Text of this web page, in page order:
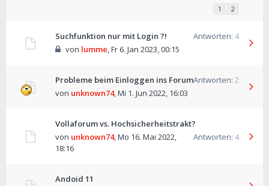
1 2
Suchfunktion nur mit Login ?! Antworten: 4
von lumme,Fr 6. Jan 2023, 00:15
Probleme beim Einloggen ins ForumAntworten: 2
von unknown74,Mi 1. Jun 2022, 16:03
Vollaforum vs. Hochsicherheitstrakt?
Antworten: 4
von unknown74,Mo 16. Mai 2022,
18:16
Andoid 11